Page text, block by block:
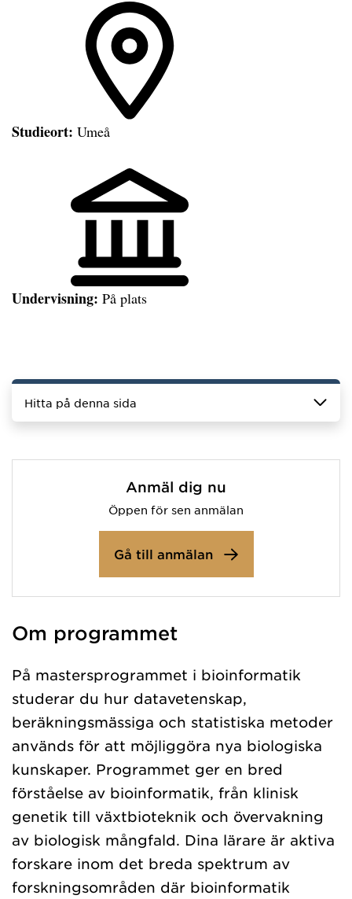
Studieort: Umeå
Undervisning: På plats
Hitta på denna sida
Anmäl dig nu
Öppen för sen anmälan
Gå till anmälan
Om programmet
På mastersprogrammet i bioinformatik
studerar du hur datavetenskap,
beräkningsmässiga och statistiska metoder
används för att möjliggöra nya biologiska
kunskaper. Programmet ger en bred
förståelse av bioinformatik, från klinisk
genetik till växtbioteknik och övervakning
av biologisk mångfald. Dina lärare är aktiva
forskare inom det breda spektrum av
forskningsområden där bioinformatik